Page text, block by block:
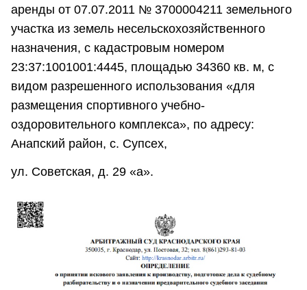
аренды от 07.07.2011 № 3700004211 земельного
участка из земель несельскохозяйственного
назначения, с кадастровым номером
23:37:1001001:4445, площадью 34360 кв. м, с
видом разрешенного использования «для
размещения спортивного учебно-
оздоровительного комплекса», по адресу:
Анапский район, с. Супсех,
ул. Советская, д. 29 «а».